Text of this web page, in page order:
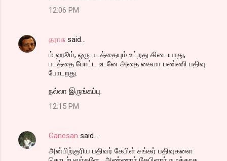
12:06 PM
தராசு said…
ம் ஹூம், ஒரு படத்தையும் உட்றது கிடையாது,
படத்தை போட்ட உடனே அதை கைமா பண்ணி பதிவு
போடறது.
நல்லா இருங்கப்பு.
12:15 PM
Ganesan said…
அன்பிற்குரிய பதிவர் கேபிள் சங்கர் பதிவுகளை